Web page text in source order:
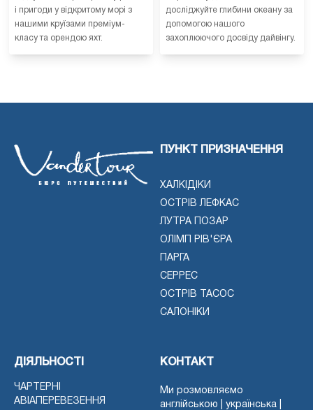
і пригоди у відкритому морі з
нашими круїзами преміум-
класу та орендою яхт.
досліджуйте глибини океану за
допомогою нашого
захоплюючого досвіду дайвінгу.
ПУНКТ ПРИЗНАЧЕННЯ
ХАЛКІДІКИ
ОСТРІВ ЛЕФКАС
ЛУТРА ПОЗАР
ОЛІМП РІВ'ЄРА
ПАРГА
СЕРРЕС
ОСТРІВ ТАСОС
САЛОНІКИ
ДІЯЛЬНОСТІ
ЧАРТЕРНІ
АВІАПЕРЕВЕЗЕННЯ
КОНТАКТ
Ми розмовляємо
англійською | українська |